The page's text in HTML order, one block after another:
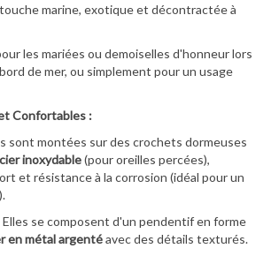
marine, exotique et décontractée à
les mariées ou demoiselles d'honneur lors
de mer, ou simplement pour un usage
Confortables :
sont montées sur des crochets dormeuses
inoxydable(pour oreilles percées),
et résistance à la corrosion (idéal pour un
Elles se composent d'un pendentif en forme
en métal argentéavec des détails texturés.